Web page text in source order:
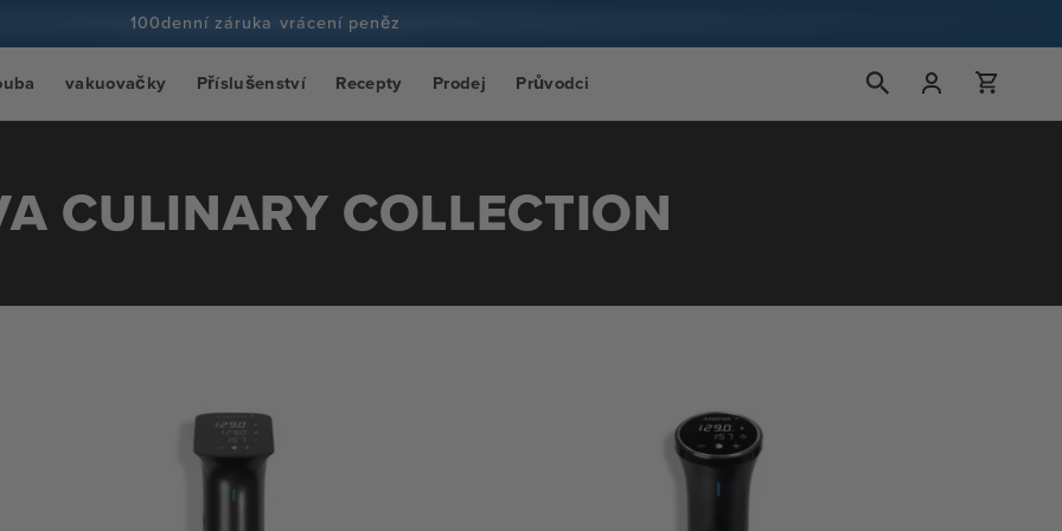
100denní záruka vrácení peněz
Více než 100 milionů kuchařů a stále více
vakuovačky Příslušenství Recepty Prodej Průvodci Přihlášení Košík
CULINARY COLLECTION